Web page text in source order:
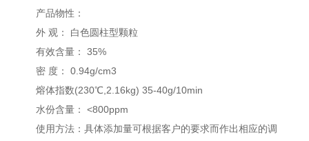
产品物性：
外 观： 白色圆柱型颗粒
有效含量： 35%
密 度： 0.94g/cm3
熔体指数(230℃,2.16kg) 35-40g/10min
水份含量： <800ppm
使用方法：具体添加量可根据客户的要求而作出相应的调